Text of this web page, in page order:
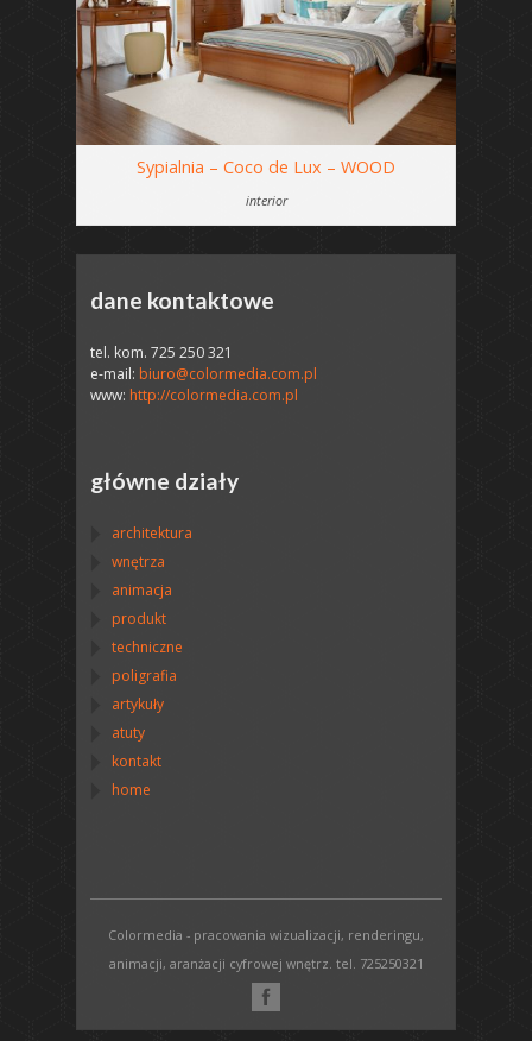
Sypialnia – Coco de Lux – WOOD
interior
dane kontaktowe
tel. kom. 725 250 321
e-mail: biuro@colormedia.com.pl
www: http://colormedia.com.pl
główne działy
architektura
wnętrza
animacja
produkt
techniczne
poligrafia
artykuły
atuty
kontakt
home
Colormedia - pracowania wizualizacji, renderingu,
animacji, aranżacji cyfrowej wnętrz. tel. 725250321